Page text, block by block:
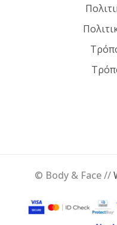
© Body & Face //